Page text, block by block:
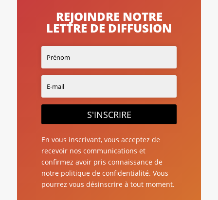
REJOINDRE NOTRE
LETTRE DE DIFFUSION
S'INSCRIRE
En vous inscrivant, vous acceptez de
recevoir nos communications et
confirmez avoir pris connaissance de
notre politique de confidentialité. Vous
pourrez vous désinscrire à tout moment.